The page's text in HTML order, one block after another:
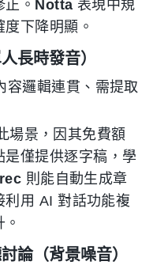
。 Notta 表現中規
下降明顯。
長時發音）
容邏輯連貫、需提取
場景，因其免費額
僅提供逐字稿，學
則能自動生成章
利用 AI 對話功能複
論（背景噪音）